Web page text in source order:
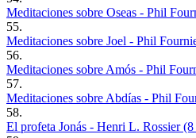
Meditaciones sobre Oseas - Phil
55.
Meditaciones sobre Joel - Phil
56.
Meditaciones sobre Amós - Phil
57.
Meditaciones sobre Abdías - Phil
58.
El profeta Jonás - Henri L. Rossier